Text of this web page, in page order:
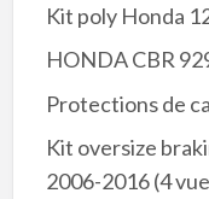
Kit poly Honda
HONDA CBR
Protections de
Kit oversize
2006-2016(4